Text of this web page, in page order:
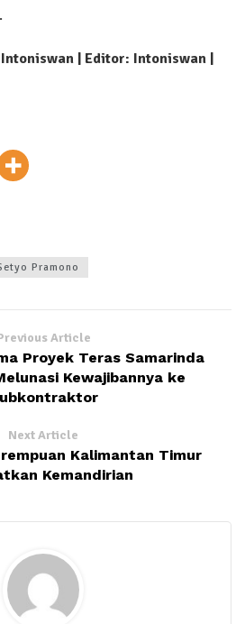
| Editor: Intoniswan |
Pramono
Article
Proyek Teras Samarinda
Kewajibannya ke
Next Article
Kalimantan Timur
Kemandirian